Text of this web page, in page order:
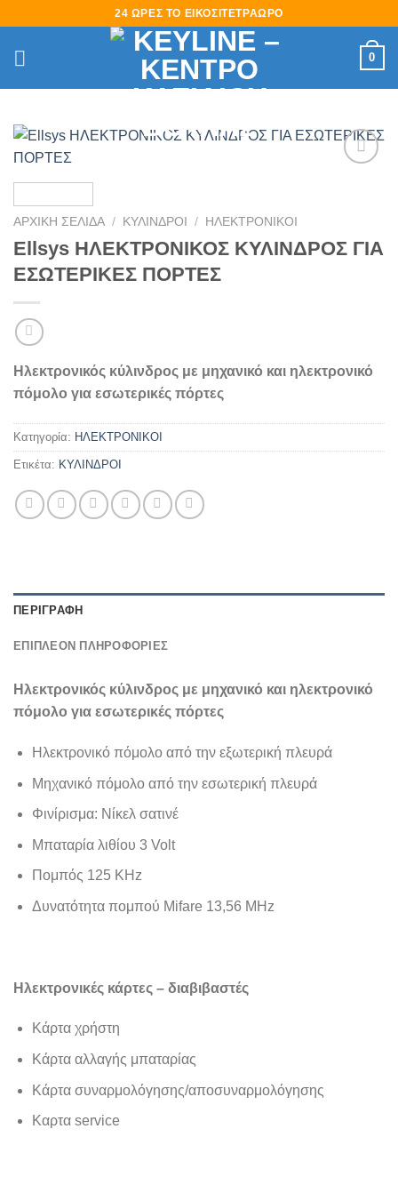
content
24 ΩΡΕΣ ΤΟ ΕΙΚΟΣΙΤΕΤΡΑΩΡΟ
0
ΑΡΧΙΚΉ ΣΕΛΊΔΑ / ΚΥΛΙΝΔΡΟΙ / ΗΛΕΚΤΡΟΝΙΚΟΙ
Ellsys ΗΛΕΚΤΡΟΝΙΚΟΣ ΚΥΛΙΝΔΡΟΣ ΓΙΑ
ΕΣΩΤΕΡΙΚΕΣ ΠΟΡΤΕΣ
Ηλεκτρονικός κύλινδρος με μηχανικό και ηλεκτρονικό
πόμολο για εσωτερικές πόρτες
Κατηγορία: ΗΛΕΚΤΡΟΝΙΚΟΙ
Ετικέτα: ΚΥΛΙΝΔΡΟΙ
ΠΕΡΙΓΡΑΦΉ
ΕΠΙΠΛΈΟΝ ΠΛΗΡΟΦΟΡΊΕΣ
Ηλεκτρονικός κύλινδρος με μηχανικό και ηλεκτρονικό
πόμολο για εσωτερικές πόρτες
Ηλεκτρονικό πόμολο από την εξωτερική πλευρά
Μηχανικό πόμολο από την εσωτερική πλευρά
Φινίρισμα: Νίκελ σατινέ
Μπαταρία λιθίου 3 Volt
Πομπός 125 KHz
Δυνατότητα πομπού Mifare 13,56 ΜHz
Ηλεκτρονικές κάρτες – διαβιβαστές
Κάρτα χρήστη
Κάρτα αλλαγής μπαταρίας
Κάρτα συναρμολόγησης/αποσυναρμολόγησης
Καρτα service